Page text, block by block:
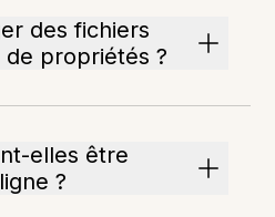
des fichiers
de propriétés ?
elles être
?